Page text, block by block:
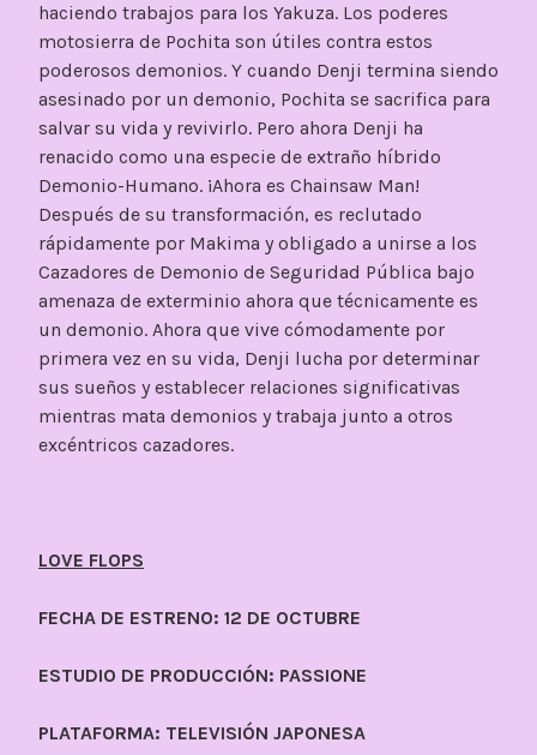
haciendo trabajos para los Yakuza. Los poderes
motosierra de Pochita son útiles contra estos
poderosos demonios. Y cuando Denji termina siendo
asesinado por un demonio, Pochita se sacrifica para
salvar su vida y revivirlo. Pero ahora Denji ha
renacido como una especie de extraño híbrido
Demonio-Humano. ¡Ahora es Chainsaw Man!
Después de su transformación, es reclutado
rápidamente por Makima y obligado a unirse a los
Cazadores de Demonio de Seguridad Pública bajo
amenaza de exterminio ahora que técnicamente es
un demonio. Ahora que vive cómodamente por
primera vez en su vida, Denji lucha por determinar
sus sueños y establecer relaciones significativas
mientras mata demonios y trabaja junto a otros
excéntricos cazadores.
LOVE FLOPS
FECHA DE ESTRENO: 12 DE OCTUBRE
ESTUDIO DE PRODUCCIÓN: PASSIONE
PLATAFORMA: TELEVISIÓN JAPONESA